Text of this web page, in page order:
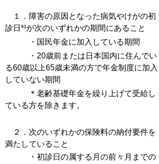
１．障害の原因となった病気やけがの初
診日*¹が次のいずれかの期間にあること
・国民年金に加入している期間
・20歳前または日本国内に住んでい
る60歳以上65歳未満の方で年金制度に加入
していない期間
＊老齢基礎年金を繰り上げて受給し
ている方を除きます。
２．次のいずれかの保険料の納付要件を
満たしていること
・初診日の属する月の前々月までの